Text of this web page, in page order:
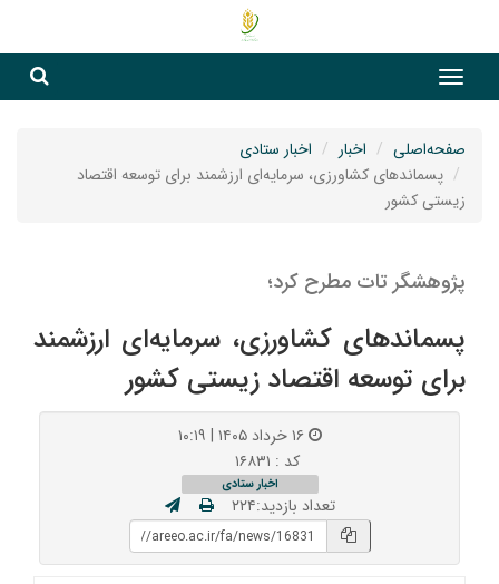
صفحه‌اصلی اخبار
اخبار ستادی
پسماندهای کشاورزی، سرمایه‌ای ارزشمند برای توسعه اقتصاد
زیستی کشور
پژوهشگر تات مطرح کرد؛
پسماندهای کشاورزی، سرمایه‌ای ارزشمند
برای توسعه اقتصاد زیستی کشور
۱۶ خرداد ۱۴۰۵ | ۱۰:۱۹
کد : ۱۶۸۳۱
اخبار ستادی
تعداد بازدید:۲۲۴